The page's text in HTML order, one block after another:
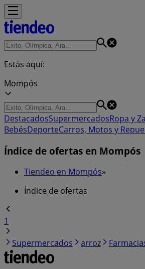
Estás aquí:
Mompós
DestacadosSupermercadosRopa y
BebésDeporteCarros, Motos y
Índice de ofertas en Mompós
Tiendeo en Mompós»
Índice de ofertas
1
Supermercados
arroz